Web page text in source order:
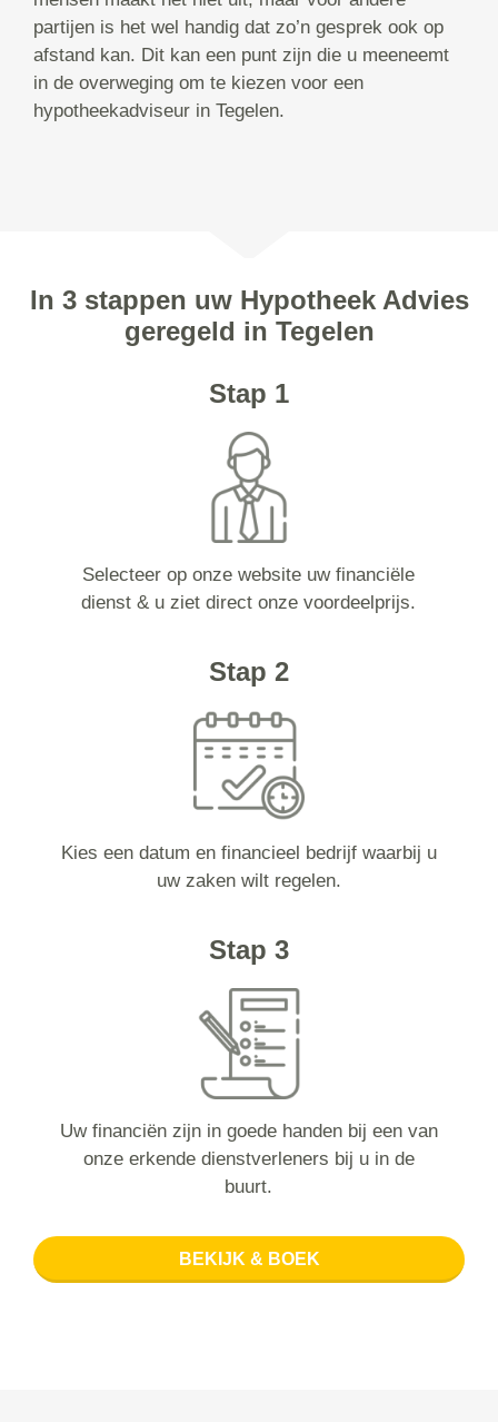
partijen is het wel handig dat zo’n gesprek ook op
afstand kan. Dit kan een punt zijn die u meeneemt
in de overweging om te kiezen voor een
hypotheekadviseur in Tegelen.
In 3 stappen uw Hypotheek Advies
geregeld in Tegelen
Stap 1
Selecteer op onze website uw financiële
dienst & u ziet direct onze voordeelprijs.
Stap 2
Kies een datum en financieel bedrijf waarbij u
uw zaken wilt regelen.
Stap 3
Uw financiën zijn in goede handen bij een van
onze erkende dienstverleners bij u in de
buurt.
BEKIJK & BOEK